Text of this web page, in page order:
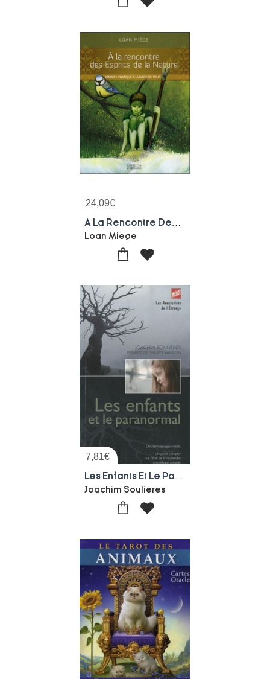
24,09€
Loan Miege
7,81€
Joachim Soulieres